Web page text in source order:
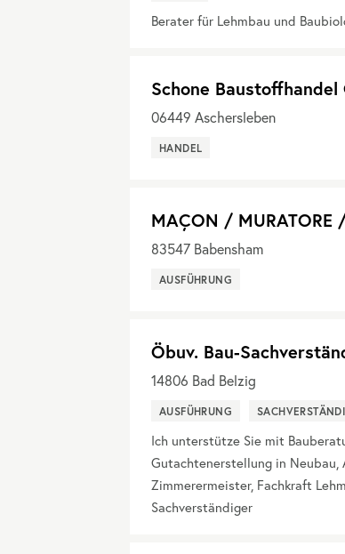
Berater für Lehmbau und
Schone Baustoffhandel
06449 Aschersleben
HANDEL
MAÇON / MURATORE
83547 Babensham
AUSFÜHRUNG
Öbuv. Bau-
14806 Bad Belzig
AUSFÜHRUNG
Ich unterstütze Sie mit
Gutachtenerstellung in Neubau,
Zimmerermeister, Fachkraft
Sachverständiger